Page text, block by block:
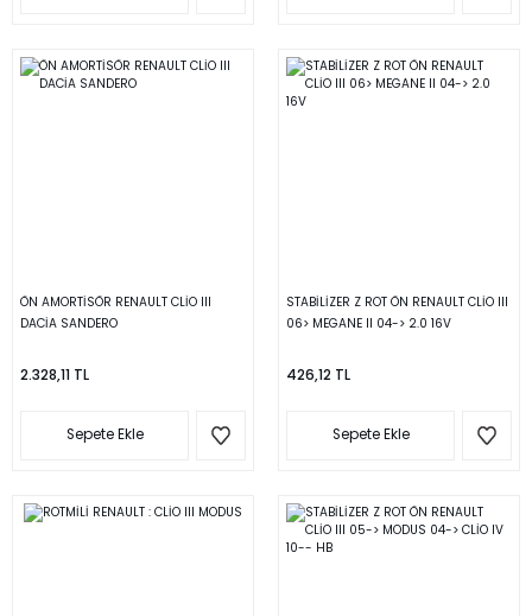
ÖN AMORTİSÖR RENAULT CLİO III
DACİA SANDERO
2.328,11 TL
Sepete Ekle
STABİLİZER Z ROT ÖN RENAULT CLİO III
06> MEGANE II 04-> 2.0 16V
426,12 TL
Sepete Ekle